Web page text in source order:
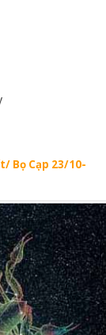
Bọ Cạp 23/10-